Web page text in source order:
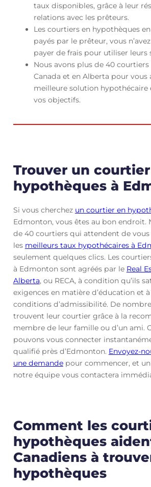
taux disponibles, grâce à leur
relations avec les prêteurs.
Les courtiers en hypothèques
payés par le prêteur, vous
payer de frais pour utiliser leurs
Nous avons plus de 40
Canada et en Alberta pour vous
meilleure solution hypothécaire
vos objectifs.
Trouver un
hypothèques à
Si vous cherchez un courtier en
Edmonton, vous êtes au bon endroit.
de 40 courtiers qui attendent de
les meilleurs taux hypothécaires à
seulement quelques clics. Les
à Edmonton sont agréés par le Real
Alberta, ou RECA, à condition qu’ils
exigences en matière d’éducation et
conditions d’admissibilité. De
trouvent leur courtier grâce à la
membre de leur famille ou d’un ami.
pouvons vous connecter
qualifié près d’Edmonton. Envoyez-
une demandepour commencer, et
notre équipe vous contactera
Comment les
hypothèques
Canadiens à
hypothèques